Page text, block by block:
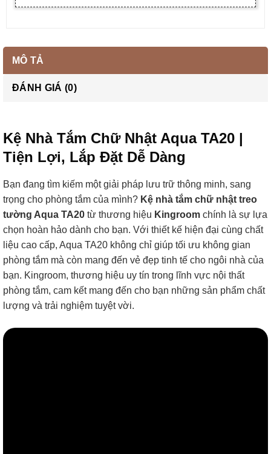
MÔ TẢ
ĐÁNH GIÁ (0)
Kệ Nhà Tắm Chữ Nhật Aqua TA20 |
Tiện Lợi, Lắp Đặt Dễ Dàng
Bạn đang tìm kiếm một giải pháp lưu trữ thông minh, sang
trọng cho phòng tắm của mình? Kệ nhà tắm chữ nhật treo
tường Aqua TA20 từ thương hiệu Kingroom chính là sự lựa
chọn hoàn hảo dành cho bạn. Với thiết kế hiện đại cùng chất
liệu cao cấp, Aqua TA20 không chỉ giúp tối ưu không gian
phòng tắm mà còn mang đến vẻ đẹp tinh tế cho ngôi nhà của
bạn. Kingroom, thương hiệu uy tín trong lĩnh vực nội thất
phòng tắm, cam kết mang đến cho bạn những sản phẩm chất
lượng và trải nghiệm tuyệt vời.